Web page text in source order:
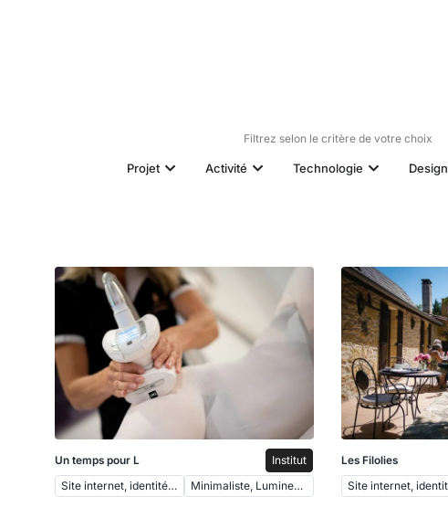
Filtrez selon le critère de votre choix
Projet Activité Technologie Design
Un temps pour L
Institut
Site internet, identité, photos
Minimaliste, Lumineux, Fluide
Les Filolies